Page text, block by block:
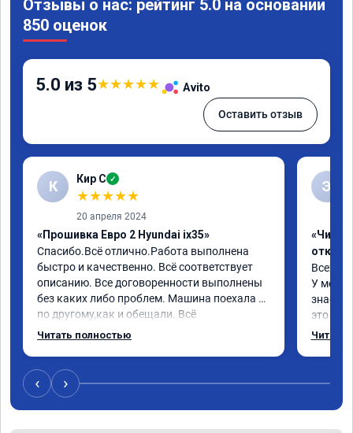
Отзывы о нас: рейтинг 5.0 на основании
850 оценок
5.0 из 5★★★★★ Avito
Оставить отзыв
К Кир С ✓
★★★★★
20 апреля 2024
«Прошивка Евро 2 Hyundai ix35»
Спасибо.Всё отлично.Работа выполнена
быстро и качественно. Всё соответствует
описанию. Все договоренности выполнены
без каких либо проблем. Машина поехала
по другому,как и обещали. Всё
понравилось. Рекомендую данную
Читать полностью
Э
«Чип
Всех
У меня
знает
это
газов,
как
Читать
‹ ›